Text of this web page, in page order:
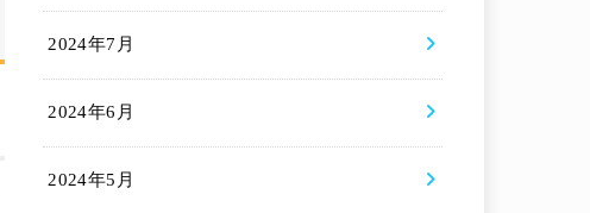
2024年7月
2024年6月
2024年5月